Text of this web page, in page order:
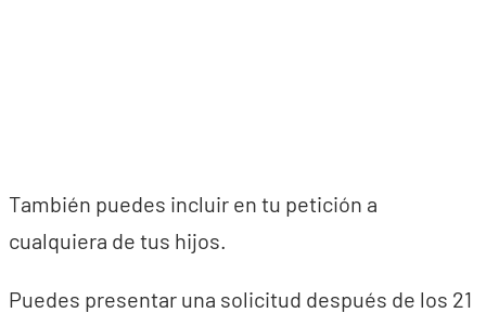
También puedes incluir en tu petición a
cualquiera de tus hijos.
Puedes presentar una solicitud después de los 21